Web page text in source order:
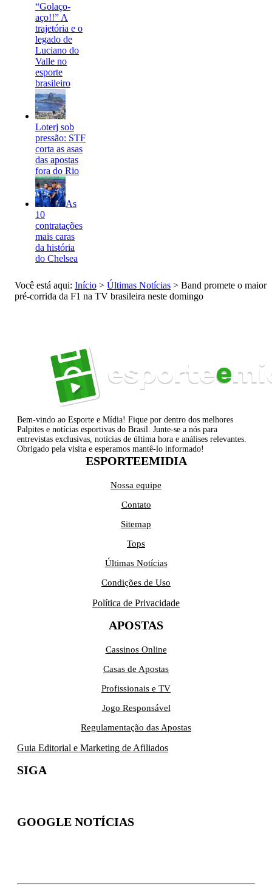
“Golaço-
aço!!” A
trajetória e o
legado de
Luciano do
Valle no
esporte
brasileiro
Loterj sob
pressão: STF
corta as asas
das apostas
fora do Rio
As
10
contratações
mais caras
da história
do Chelsea
Você está aqui: Início > Últimas Notícias > Band promete o maior
pré-corrida da F1 na TV brasileira neste domingo
Bem-vindo ao Esporte e Mídia! Fique por dentro dos melhores
Palpites e notícias esportivas do Brasil. Junte-se a nós para
entrevistas exclusivas, notícias de última hora e análises relevantes.
Obrigado pela visita e esperamos mantê-lo informado!
ESPORTEEMIDIA
Nossa equipe
Contato
Sitemap
Tops
Últimas Notícias
Condições de Uso
Política de Privacidade
APOSTAS
Cassinos Online
Casas de Apostas
Profissionais e TV
Jogo Responsável
Regulamentação das Apostas
Guia Editorial e Marketing de Afiliados
SIGA
GOOGLE NOTÍCIAS